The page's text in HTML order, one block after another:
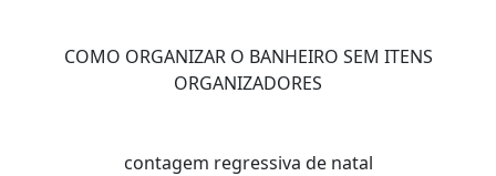
COMO ORGANIZAR O BANHEIRO SEM ITENS
ORGANIZADORES
contagem regressiva de natal